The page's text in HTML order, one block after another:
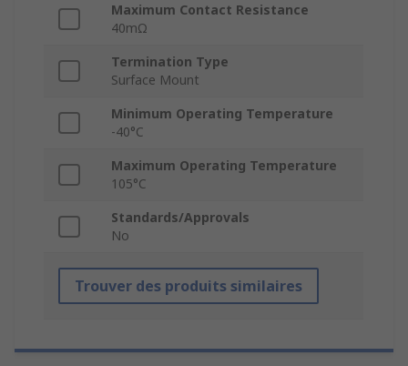
Maximum Contact Resistance
40mΩ
Termination Type
Surface Mount
Minimum Operating Temperature
-40°C
Maximum Operating Temperature
105°C
Standards/Approvals
No
Trouver des produits similaires